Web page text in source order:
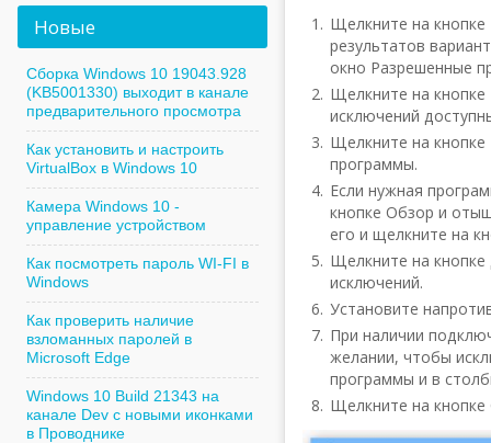
Щелкните на кнопке
результатов
окно Разрешенные
Щелкните на кнопке
исключений
Щелкните на
программы.
Если нужная
кнопке Обзор и
его и щелкните на
Щелкните на
исключений.
Установите
При наличии
желании, чтобы
программы и в
Щелкните на кнопке
Новые
Сборка Windows 10 19043.928
(KB5001330) выходит в канале
предварительного просмотра
Как установить и настроить
VirtualBox в Windows 10
Камера Windows 10 -
управление устройством
Как посмотреть пароль WI-FI в
Windows
Как проверить наличие
взломанных паролей в
Microsoft Edge
Windows 10 Build 21343 на
канале Dev с новыми иконками
в Проводнике